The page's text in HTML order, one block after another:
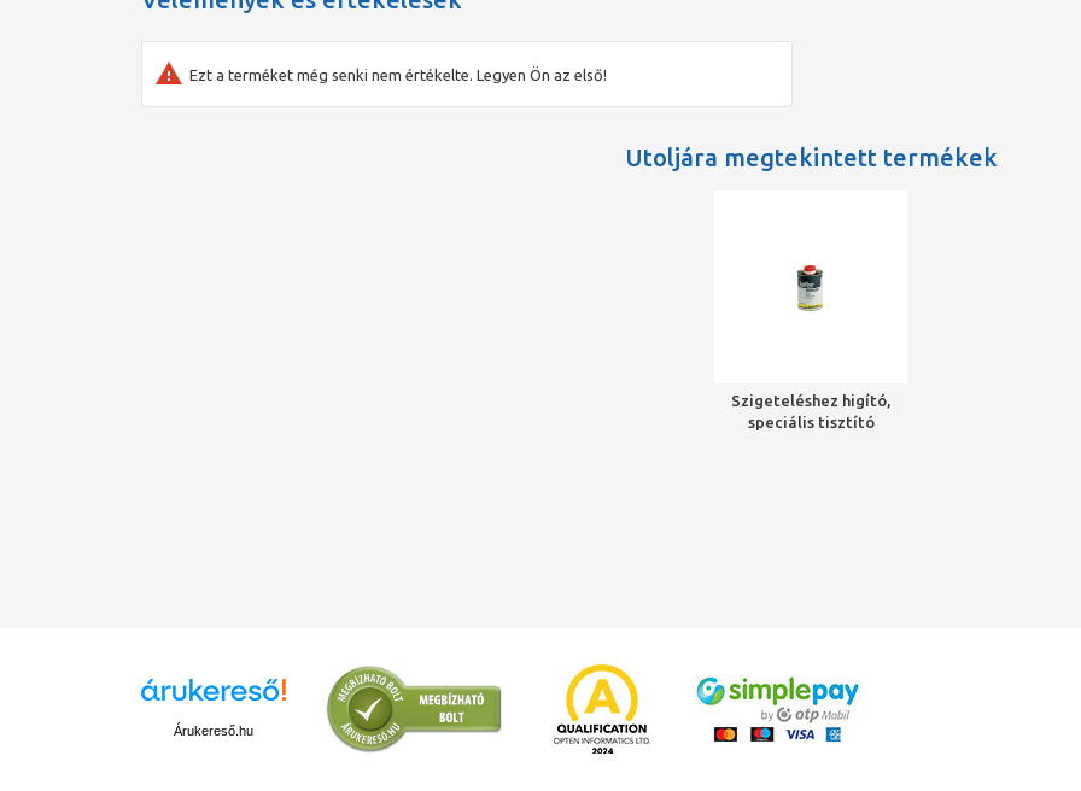
Ezt a terméket még senki nem értékelte. Legyen Ön az első!
Utoljára megtekintett termékek
Szigeteléshez higító,
speciális tisztító
Árukereső.hu